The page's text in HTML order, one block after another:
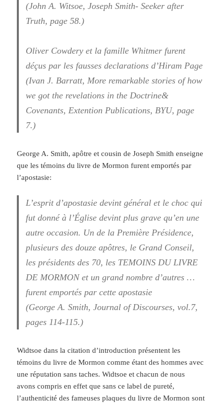
(John A. Witsoe, Joseph Smith- Seeker after
Truth, page 58.)
Oliver Cowdery et la famille Whitmer furent
déçus par les fausses declarations d’Hiram Page
(Ivan J. Barratt, More remarkable stories of how
we got the revelations in the Doctrine&
Covenants, Extention Publications, BYU, page
7.)
George A. Smith, apôtre et cousin de Joseph Smith enseigne
que les témoins du livre de Mormon furent emportés par
l’apostasie:
L’esprit d’apostasie devint général et le choc qui
fut donné à l’Église devint plus grave qu’en une
autre occasion. Un de la Première Présidence,
plusieurs des douze apôtres, le Grand Conseil,
les présidents des 70, les TEMOINS DU LIVRE
DE MORMON et un grand nombre d’autres …
furent emportés par cette apostasie
(George A. Smith, Journal of Discourses, vol.7,
pages 114-115.)
Widtsoe dans la citation d’introduction présentent les
témoins du livre de Mormon comme étant des hommes avec
une réputation sans taches. Widtsoe et chacun de nous
avons compris en effet que sans ce label de pureté,
l’authenticité des fameuses plaques du livre de Mormon sont